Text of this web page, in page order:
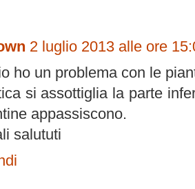
2 luglio 2013 alle ore
ho un problema con le
si assottiglia la parte
appassiscono.
salututi